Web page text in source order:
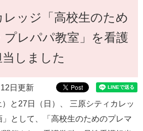
すべて ページ PDF
流
レッジ「高校生のため
レパパ教室」を看護
しました
日更新
と27日（日）、 三原シティカレッ
として、「高校生のためのプレマ